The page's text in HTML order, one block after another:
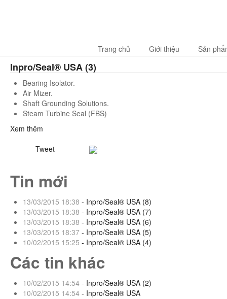
Trang chủ Giới thiệu Sản
Inpro/Seal® USA (3)
Bearing Isolator.
Air Mizer.
Shaft Grounding Solutions.
Steam Turbine Seal (FBS)
Xem thêm
Tweet
Tin mới
13/03/2015 18:38 - Inpro/Seal® USA (8)
13/03/2015 18:38 - Inpro/Seal® USA (7)
13/03/2015 18:38 - Inpro/Seal® USA (6)
13/03/2015 18:37 - Inpro/Seal® USA (5)
10/02/2015 15:25 - Inpro/Seal® USA (4)
Các tin khác
10/02/2015 14:54 - Inpro/Seal® USA (2)
10/02/2015 14:54 - Inpro/Seal® USA